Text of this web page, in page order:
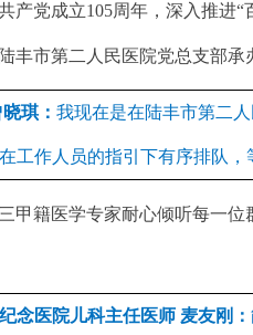
党成立105周年，深入推进“
丰市第二人民医院党总支部
晓琪：我现在是在陆丰市第二
工作人员的指引下有序排队，
籍医学专家耐心倾听每一位
念医院儿科主任医师 麦友刚：